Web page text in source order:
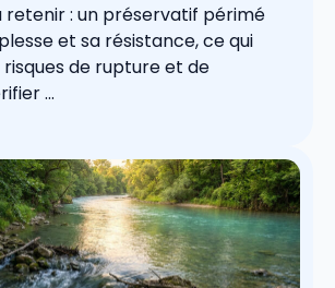
retenir : un préservatif périmé
et sa résistance, ce qui
de rupture et de
...